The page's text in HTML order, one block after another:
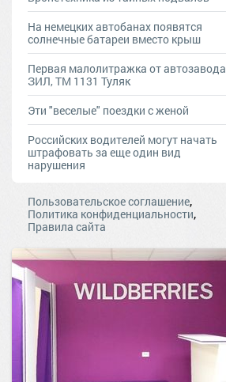
На немецких автобанах появятся
солнечные батареи вместо крыш
Первая малолитражка от автозавода
ЗИЛ, ТМ 1131 Туляк
Эти "веселые" поездки с женой
Российских водителей могут начать
штрафовать за еще один вид
нарушения
Пользовательское соглашение,
Политика конфиденциальности,
Правила сайта